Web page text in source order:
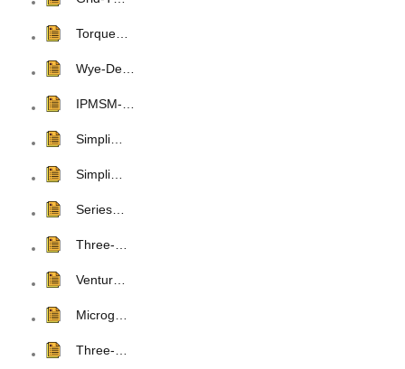
Torque…
Wye-De…
IPMSM-…
Simpli…
Simpli…
Series…
Three-…
Ventur…
Microg…
Three-…